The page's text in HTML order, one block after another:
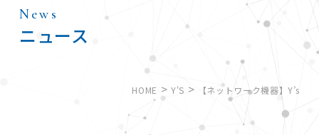
News
ニュース
HOME > Y'S > 【ネットワーク機器】Y’s